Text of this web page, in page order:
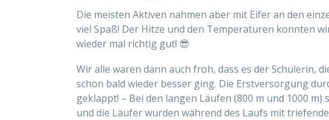
Die meisten Aktiven nahmen aber mit Eifer an den
viel Spaß! Der Hitze und den Temperaturen konnten
wieder mal richtig gut! 😎
Wir alle waren dann auch froh, dass es der Schülerin,
schon bald wieder besser ging. Die Erstversorgung
geklappt! – Bei den langen Läufen (800 m und 1000
und die Läufer wurden während des Laufs mit